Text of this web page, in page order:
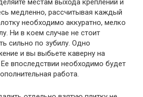
местам выхода креплений и
медленно, рассчитывая каждый
необходимо аккуратно, мелко
Ни в коем случае не стоит
сильно по зубилу. Одно
и вы выбьете каверну на
впоследствии необходимо будет
работа.